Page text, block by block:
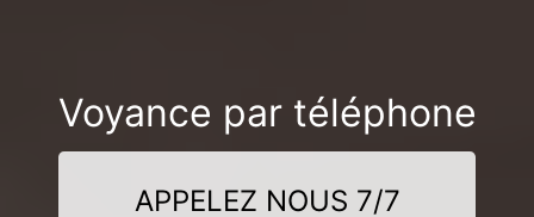
Voyance par téléphone
APPELEZ NOUS 7/7